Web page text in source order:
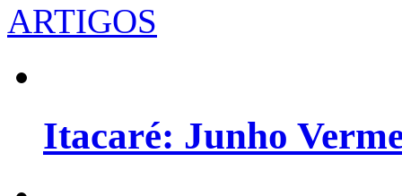
ARTIGOS
Itacaré: Junho